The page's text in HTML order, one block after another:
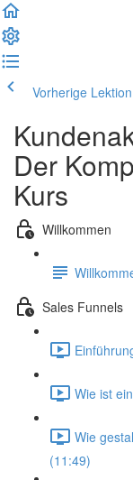
Vorherige Lektion
Der
Kurs
Willkommen
Sales Funnels
Wie ist
Wie
(11:49)